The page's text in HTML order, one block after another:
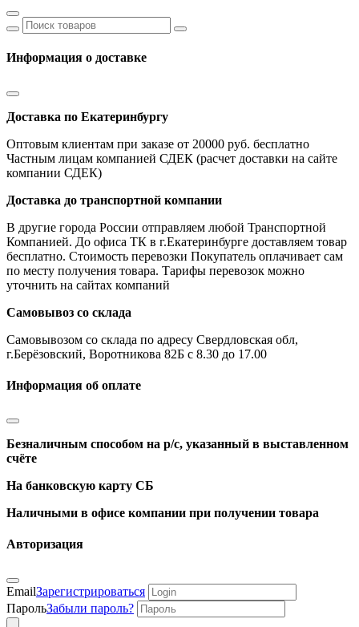
Информация о доставке
Доставка по Екатеринбургу
Оптовым клиентам при заказе от 20000 руб. бесплатно
Частным лицам компанией СДЕК (расчет доставки на сайте
компании СДЕК)
Доставка до транспортной компании
В другие города России отправляем любой Транспортной
Компанией. До офиса ТК в г.Екатеринбурге доставляем товар
бесплатно. Стоимость перевозки Покупатель оплачивает сам
по месту получения товара. Тарифы перевозок можно
уточнить на сайтах компаний
Самовывоз со склада
Самовывозом со склада по адресу Свердловская обл,
г.Берёзовский, Воротникова 82Б с 8.30 до 17.00
Информация об оплате
Безналичным способом на р/с, указанный в выставленном
счёте
На банковскую карту СБ
Наличными в офисе компании при получении товара
Авторизация
EmailЗарегистрироваться
ПарольЗабыли пароль?